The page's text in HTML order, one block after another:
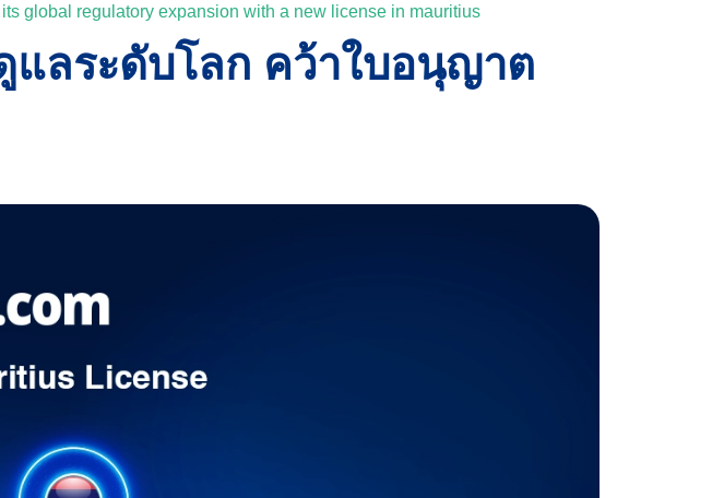
global regulatory expansion with a new license in mauritius
แลระดับโลก คว้าใบอนุญาต